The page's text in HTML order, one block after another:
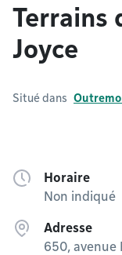
Terrains
Joyce
Situé dans
Horaire
Non indiqué
Adresse
650, avenue